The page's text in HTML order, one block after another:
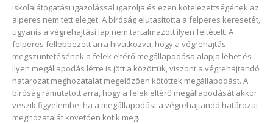
iskolalátogatási igazolással igazolja és ezen kötelezettségének az
alperes nem tett eleget. A bíróság elutasította a felperes keresetét,
ugyanis a végrehajtási lap nem tartalmazott ilyen feltételt. A
felperes fellebbezett arra hivatkozva, hogy a végrehajtás
megszüntetésének a felek eltérő megállapodása alapja lehet és
ilyen megállapodás létre is jött a közöttük, viszont a végrehajtandó
határozat meghozatalát megelőzően kötöttek megállapodást. A
bíróság rámutatott arra, hogy a felek eltérő megállapodását akkor
veszik figyelembe, ha a megállapodást a végrehajtandó határozat
meghozatalát követően kötik meg.